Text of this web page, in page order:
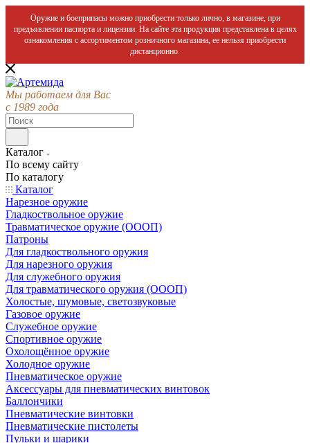
Оружие и боеприпасы можно приобрести только лично, в магазине, при
предъявлении паспорта и лицензии. На сайте эта продукция представлена в целях
ознакомления с ассортиментом розничного магазина, ее нельзя приобрести
дистанционно.
Мы работаем для Вас
с 1989 года
Каталог
По всему сайту
По каталогу
Каталог
Нарезное оружие
Гладкоствольное оружие
Травматическое оружие (ОООП)
Патроны
Для гладкоствольного оружия
Для нарезного оружия
Для служебного оружия
Для травматического оружия (ОООП)
Холостые, шумовые, светозвуковые
Газовое оружие
Служебное оружие
Спортивное оружие
Охолощённое оружие
Холодное оружие
Пневматическое оружие
Аксессуары для пневматических винтовок
Баллончики
Пневматические винтовки
Пневматические пистолеты
Пульки и шарики